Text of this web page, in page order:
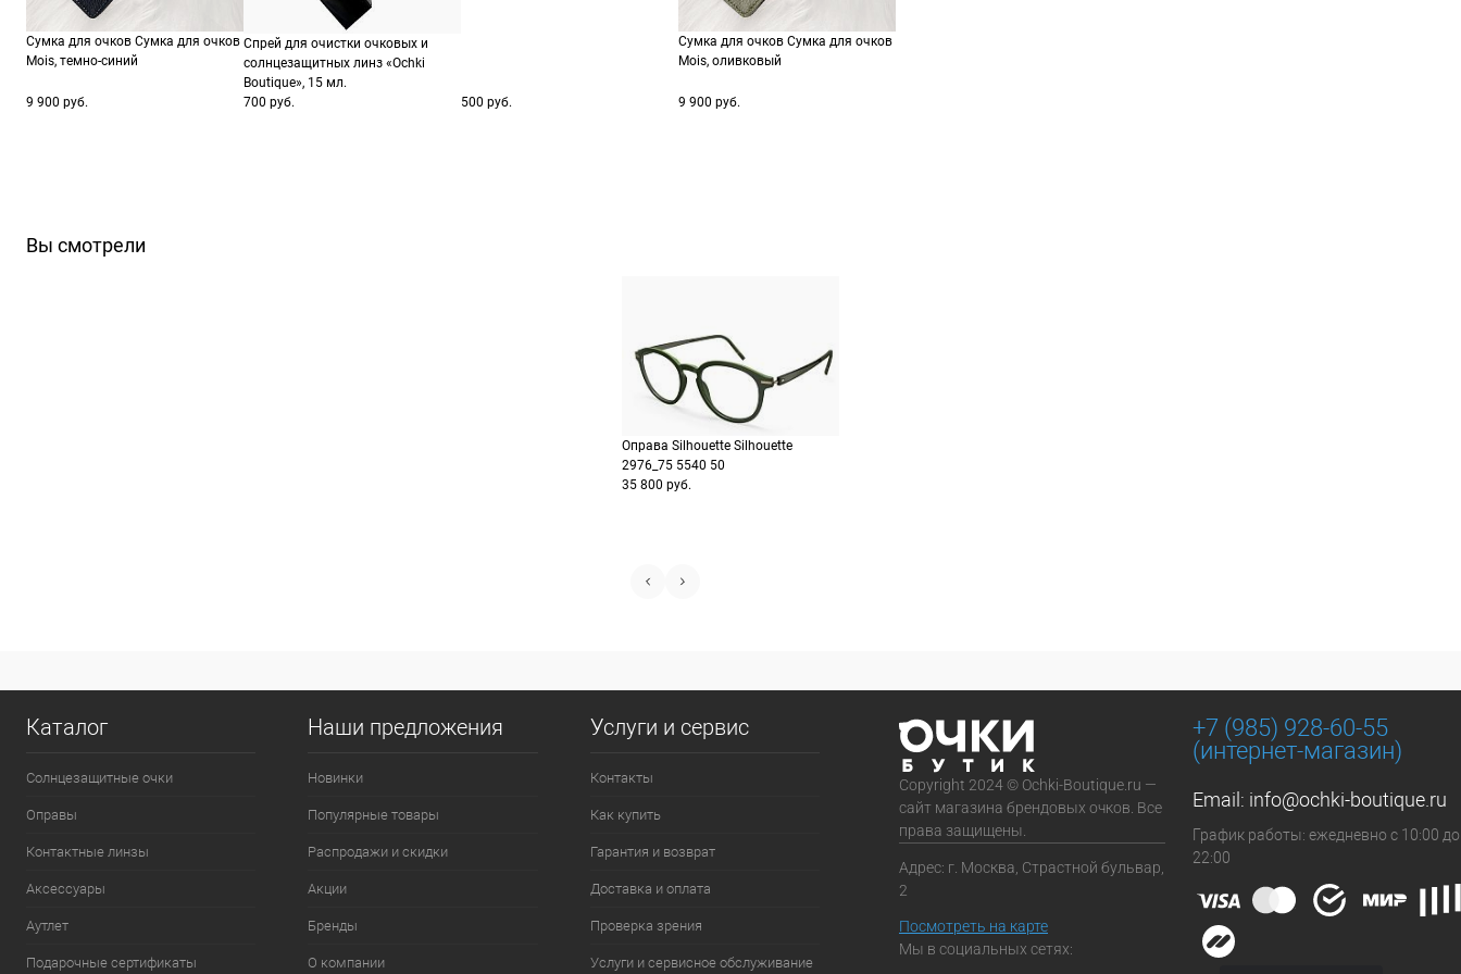
Перейдите на страницу оформления
заказа
Выберите Яндекс Пэй или Сплит в
способах оплаты
Сумка для очков Сумка для очков
Mois, темно-синий
9 900 руб.
Спрей для очистки очковых и
солнцезащитных линз «Ochki
Boutique», 15 мл.
700 руб.
500 руб.
Сумка для очков Сумка для очков
Mois, оливковый
9 900 руб.
Вы смотрели
Оправа Silhouette Silhouette
2976_75 5540 50
35 800 руб.
Каталог
Солнцезащитные очки
Оправы
Контактные линзы
Аксессуары
Аутлет
Подарочные сертификаты
Наши предложения
Новинки
Популярные товары
Распродажи и скидки
Акции
Бренды
О компании
Услуги и сервис
Контакты
Как купить
Гарантия и возврат
Доставка и оплата
Проверка зрения
Услуги и сервисное обслуживание
Copyright 2024 © Ochki-Boutique.ru —
сайт магазина брендовых очков. Все
права защищены.
Адрес: г. Москва, Страстной бульвар,
2
Посмотреть на карте
Мы в социальных сетях:
+7 (985) 928-60-55
(интернет-магазин)
Email: info@ochki-boutique.ru
График работы: ежедневно с 10:00 до
22:00